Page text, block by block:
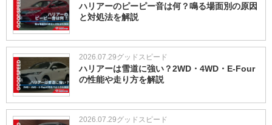
ハリアーのピーピー音は何？鳴る場面別の原因
と対処法を解説
2026.07.29グッドスピード
ハリアーは雪道に強い？2WD・4WD・E-Four
の性能や走り方を解説
2026.07.29グッドスピード